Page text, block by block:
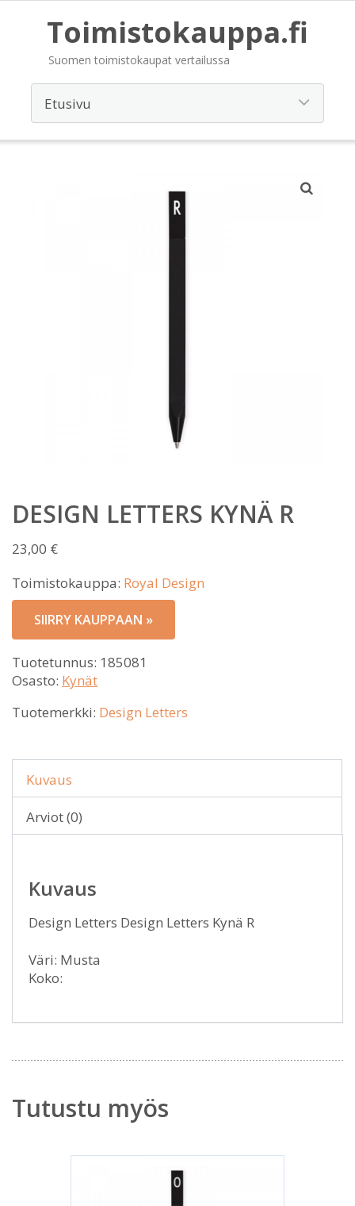
Toimistokauppa.fi
Suomen toimistokaupat vertailussa
DESIGN LETTERS KYNÄ R
23,00 €
Toimistokauppa: Royal Design
SIIRRY KAUPPAAN »
Tuotetunnus: 185081
Osasto: Kynät
Tuotemerkki: Design Letters
Kuvaus
Arviot (0)
Kuvaus
Design Letters Design Letters Kynä R
Väri: Musta
Koko:
Tutustu myös